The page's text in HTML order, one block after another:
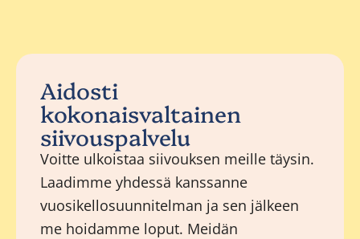
Aidosti
kokonaisvaltainen
siivouspalvelu
Voitte ulkoistaa siivouksen meille täysin.
Laadimme yhdessä kanssanne
vuosikellosuunnitelman ja sen jälkeen
me hoidamme loput. Meidän